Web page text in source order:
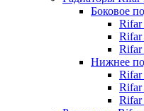
Боковое
Нижнее
Rifar
Rifar
Rifar